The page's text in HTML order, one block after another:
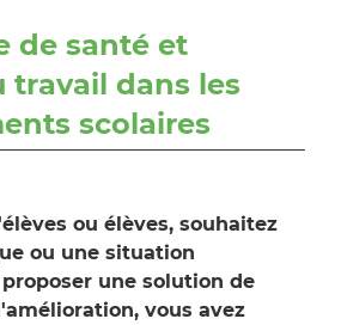
de santé et
travail dans les
scolaires
ou élèves, souhaitez
ou une situation
une solution de
vous avez